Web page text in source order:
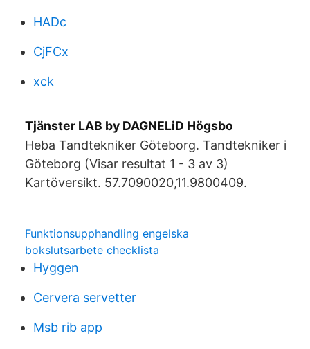
HADc
CjFCx
xck
Tjänster LAB by DAGNELiD Högsbo
Heba Tandtekniker Göteborg. Tandtekniker i
Göteborg (Visar resultat 1 - 3 av 3)
Kartöversikt. 57.7090020,11.9800409.
Funktionsupphandling engelska
bokslutsarbete checklista
Hyggen
Cervera servetter
Msb rib app